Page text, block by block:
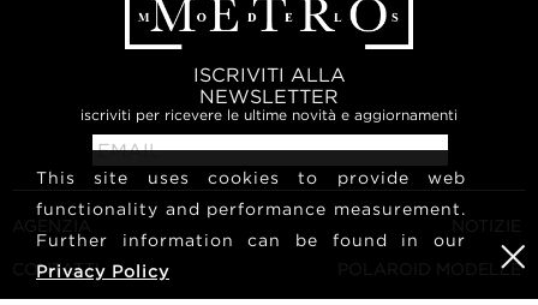
ISCRIVITI ALLA
NEWSLETTER
iscriviti per ricevere le ultime novità e aggiornamenti
AGENZIA
CONTATTI
NOTIZIE
POLAROID MODELLE
This site uses cookies to provide web
functionality and performance measurement.
Further information can be found in our
Privacy Policy